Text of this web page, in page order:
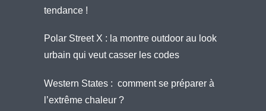
tendance !
Polar Street X : la montre outdoor au look
urbain qui veut casser les codes
Western States : comment se préparer à
l’extrême chaleur ?